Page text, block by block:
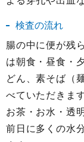
検査の流れ
腸の中に便が残
は朝食・昼食・
どん、素そば（
べていただきま
お茶・お水・透
前日に多くの水